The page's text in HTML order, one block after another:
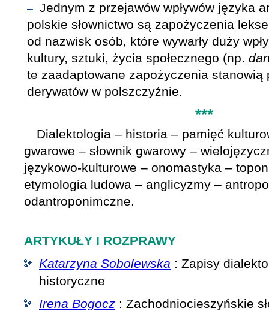
Jednym z przejawów wpływów języka
polskie słownictwo są zapożyczenia
od nazwisk osób, które wywarły duży
kultury, sztuki, życia społecznego (np.
te zaadaptowane zapożyczenia stanowią
derywatów w polszczyźnie.
***
Dialektologia – historia – pamięć
gwarowe – słownik gwarowy –
językowo-kulturowe – onomastyka –
etymologia ludowa – anglicyzmy –
odantroponimczne.
ARTYKUŁY I ROZPRAWY
Katarzyna Sobolewska : Zapisy
historyczne
Irena Bogocz : Zachodniocieszyńskie